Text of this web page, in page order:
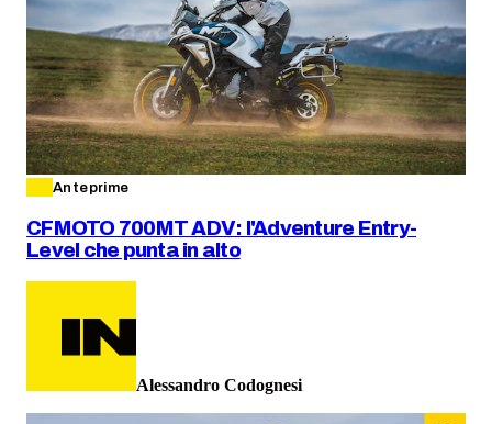
Anteprime
CFMOTO 700MT ADV: l'Adventure Entry-
Level che punta in alto
Alessandro Codognesi